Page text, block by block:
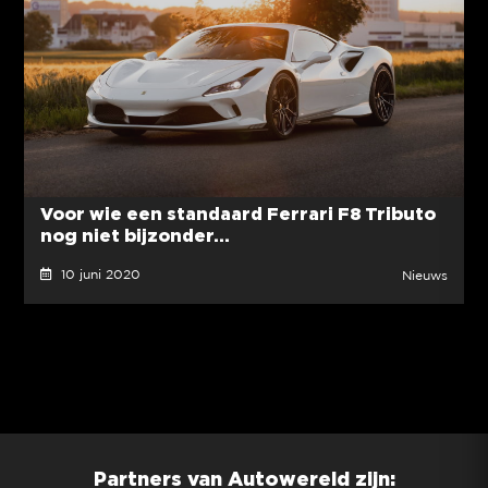
Voor wie een standaard Ferrari F8 Tributo
nog niet bijzonder...
10 juni 2020 Nieuws
Partners van Autowereld zijn: